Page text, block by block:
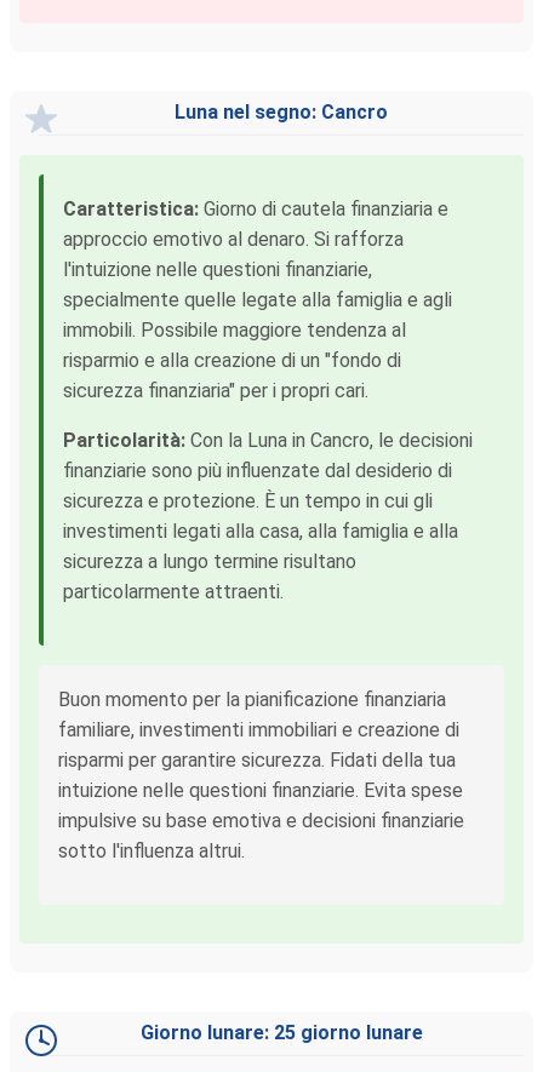
Luna nel segno: Cancro
Caratteristica: Giorno di cautela finanziaria e
approccio emotivo al denaro. Si rafforza
l'intuizione nelle questioni finanziarie,
specialmente quelle legate alla famiglia e agli
immobili. Possibile maggiore tendenza al
risparmio e alla creazione di un "fondo di
sicurezza finanziaria" per i propri cari.
Particolarità: Con la Luna in Cancro, le decisioni
finanziarie sono più influenzate dal desiderio di
sicurezza e protezione. È un tempo in cui gli
investimenti legati alla casa, alla famiglia e alla
sicurezza a lungo termine risultano
particolarmente attraenti.
Buon momento per la pianificazione finanziaria
familiare, investimenti immobiliari e creazione di
risparmi per garantire sicurezza. Fidati della tua
intuizione nelle questioni finanziarie. Evita spese
impulsive su base emotiva e decisioni finanziarie
sotto l'influenza altrui.
Giorno lunare: 25 giorno lunare